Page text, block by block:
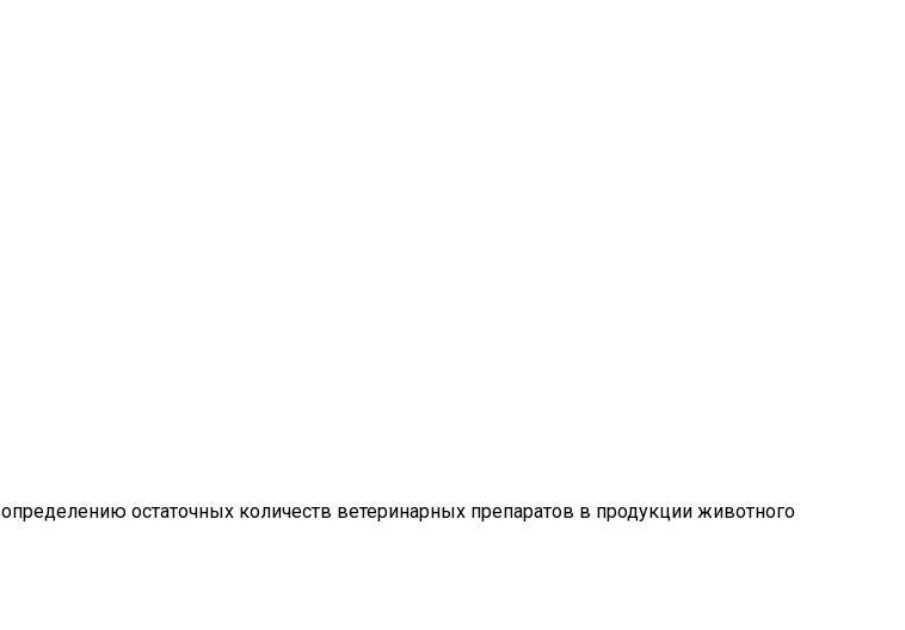
остаточных количеств ветеринарных препаратов в продукции животного